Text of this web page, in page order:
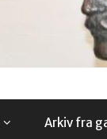
Arkiv fra